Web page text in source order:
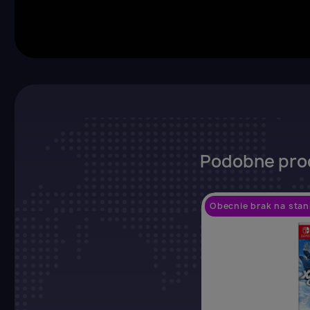
Podobne
Obecnie brak na